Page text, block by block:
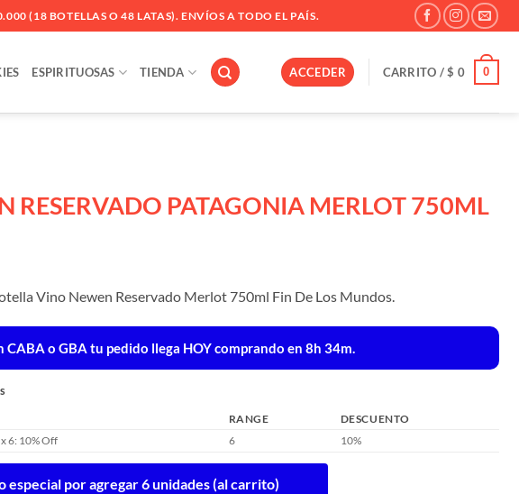
(18 BOTELLAS O 48 LATAS). ENVÍOS A TODO EL PAÍS.
ESPIRITUOSAS TIENDA ACCEDER CARRITO /$ 0 0
RESERVADO PATAGONIA MERLOT 750ML
Vino Newen Reservado Merlot 750ml Fin De Los Mundos.
CABA o GBA tu pedido llega HOYcomprando en 8h 34m.
RANGE
DESCUENTO
6: 10% Off
6 10%
especial por agregar 6 unidades (al carrito)